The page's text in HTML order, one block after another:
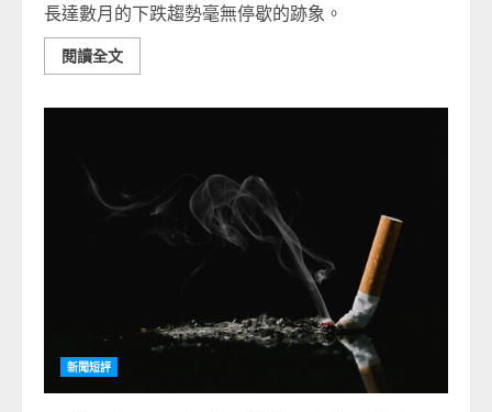
長達數月的下跌趨勢毫無停歇的跡象。
閱讀全文
新聞短評